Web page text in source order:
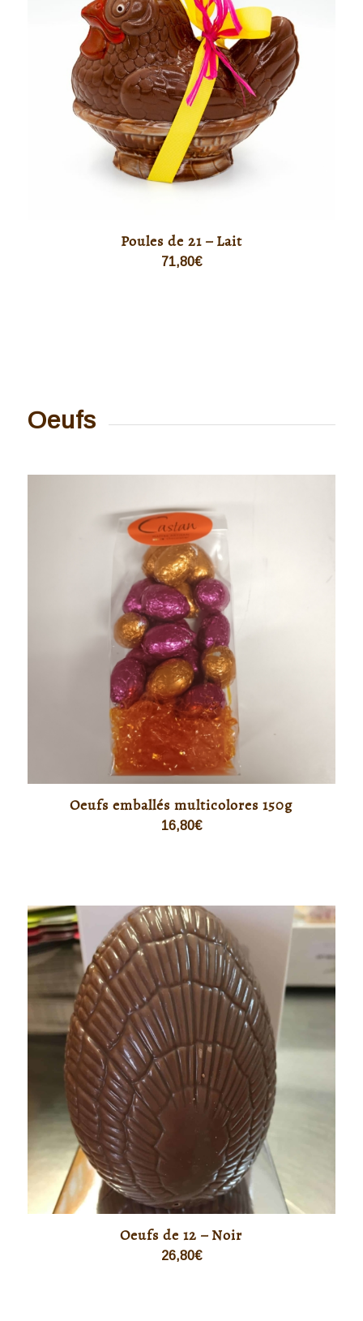
Poules de 21 – Lait
71,80€
Oeufs
Oeufs emballés multicolores 150g
16,80€
Oeufs de 12 – Noir
26,80€